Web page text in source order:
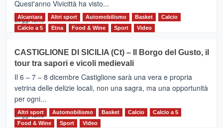
Quest'anno Vivicittà ha visto...
Leggi tutto Leggi
MOIO
ALCANTARA
–
Vivicittà,
alla
scoperta
del
territorio,
Alcantara Altri sport Automobilismo Basket
Calcio
Calcio a 5
Etna Food & Wine Sport Video
CASTIGLIONE DI SICILIA (Ct) – Il Borgo del Gusto, il
tour tra sapori e vicoli medievali
Il 6 – 7 – 8 dicembre Castiglione sarà una vera e propria
vetrina delle delizie locali, non una sagra, ma una opportunità
per ogni...
Leggi tuttoLeggi
di
Altri sport Automobilismo Basket Calcio
Calcio a 5
Food & Wine
Sport Video